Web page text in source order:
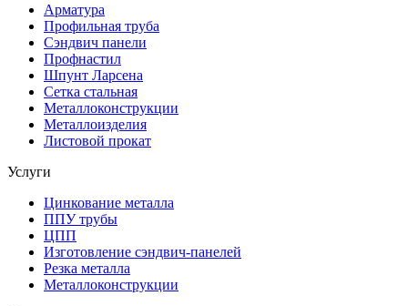
Арматура
Профильная труба
Сэндвич панели
Профнастил
Шпунт Ларсена
Сетка стальная
Металлоконструкции
Металлоизделия
Листовой прокат
Услуги
Цинкование металла
ППУ трубы
ЦПП
Изготовление сэндвич-панелей
Резка металла
Металлоконструкции